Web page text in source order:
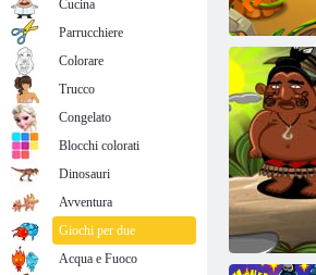
Cucina
Parrucchiere
Colorare
Trucco
Congelato
Blocchi colorati
Dinosauri
Avventura
Giochi per due
Acqua e Fuoco